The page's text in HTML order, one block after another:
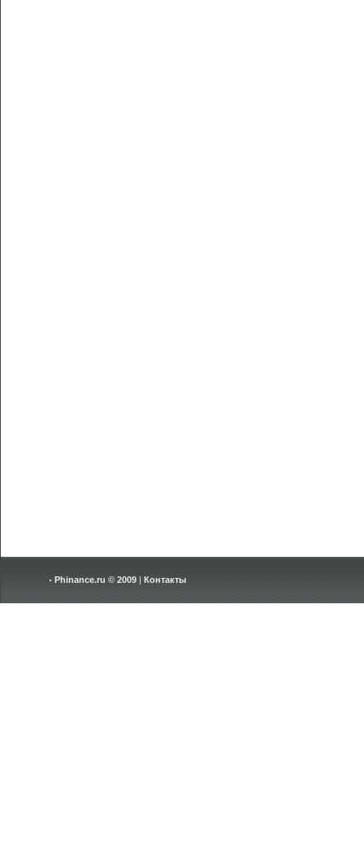
Phinance.ru © 2009 | Контакты